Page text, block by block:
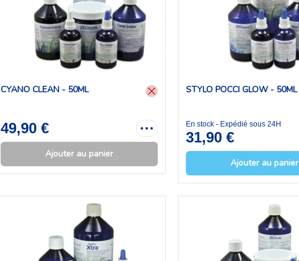
CYANO CLEAN - 50ML
49,90 €
Ajouter au panier
STYLO POCCI GLOW - 50ML
En stock - Expédié sous 24H
31,90 €
Ajouter au panier